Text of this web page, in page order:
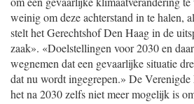
weinig om deze achterstand in te halen,
stelt het Gerechtshof Den Haag in de
zaak». «Doelstellingen voor 2030 en
wegnemen dat een gevaarlijke situatie
dat nu wordt ingegrepen.» De
het na 2030 zelfs niet meer mogelijk is